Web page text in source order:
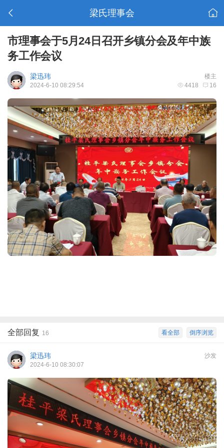
梁氏理事会
市理事会于5月24日召开乡镇分会及年中族
务工作会议
楼主
梁迅玮
4418 16
2024-6-10 08:29:54
倒序浏览
看全部
全部回复 16
沙发
梁迅玮
2024-6-10 08:30:07